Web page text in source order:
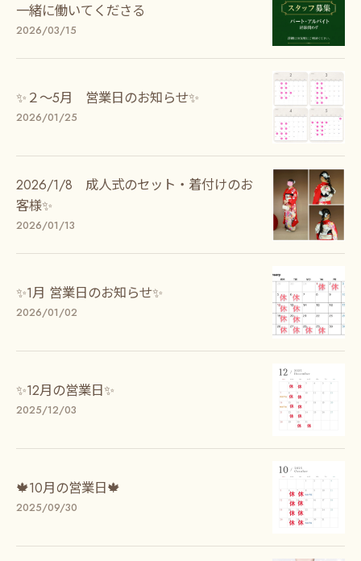
一緒に働いてくださる
2026/03/15
✨２〜5月 営業日のお知らせ✨
2026/01/25
2026/1/8 成人式のセット・着付けのお
客様✨
2026/01/13
✨1月 営業日のお知らせ✨
2026/01/02
✨12月の営業日✨
2025/12/03
🍁10月の営業日🍁
2025/09/30